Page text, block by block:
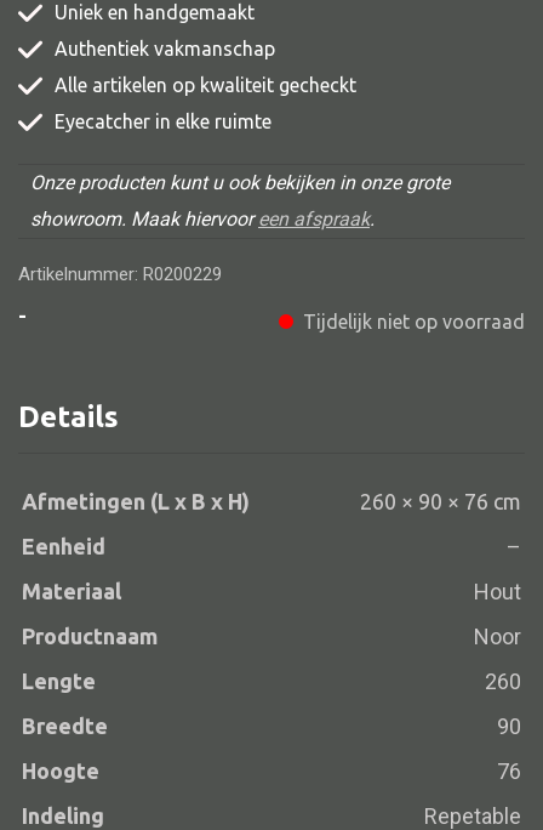
Fautteuil
Kinderstoel
Stoel overig
Bank hout
Chaise longues
Poef
Alle lampen
Hanglamp
Tafellamp
Vloerlamp
Uniek en handgemaakt
Authentiek vakmanschap
Alle artikelen op kwaliteit gecheckt
Eyecatcher in elke ruimte
Onze producten kunt u ook bekijken in onze grote
showroom. Maak hiervooreen afspraak.
Artikelnummer: R0200229
-
Tijdelijk niet op voorraad
Details
Afmetingen (L x B x H)
260 × 90 × 76 cm
Eenheid
–
Materiaal Hout
Productnaam Noor
Lengte 260
Breedte 90
Hoogte 76
Indeling Repetable